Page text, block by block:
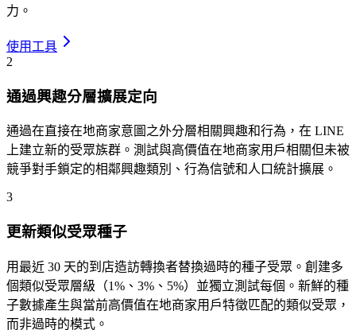
力。
使用工具
2
通過興趣分層擴展定向
通過在直接在地商家意圖之外分層相關興趣和行為，在 LINE
上建立新的受眾族群。測試與高價值在地商家用戶相關但未被
競爭對手鎖定的相鄰興趣類別、行為信號和人口統計擴展。
3
更新類似受眾種子
用最近 30 天的到店造訪轉換者替換過時的種子受眾。創建多
個類似受眾層級（1%、3%、5%）並獨立測試每個。新鮮的種
子數據產生與當前高價值在地商家用戶特徵匹配的類似受眾，
而非過時的模式。